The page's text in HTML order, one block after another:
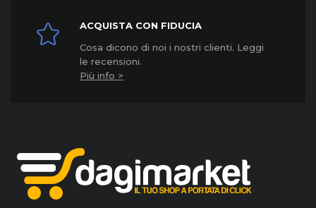
ACQUISTA CON FIDUCIA
Cosa dicono di noi i nostri clienti. Leggi
le recensioni.
Più info >